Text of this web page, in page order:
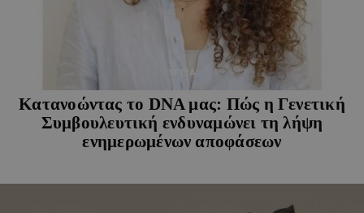
ΥΓΕΙΑ
Κατανοώντας το DNA μας: Πώς η Γενετική
Συμβουλευτική ενδυναμώνει τη λήψη
ενημερωμένων αποφάσεων